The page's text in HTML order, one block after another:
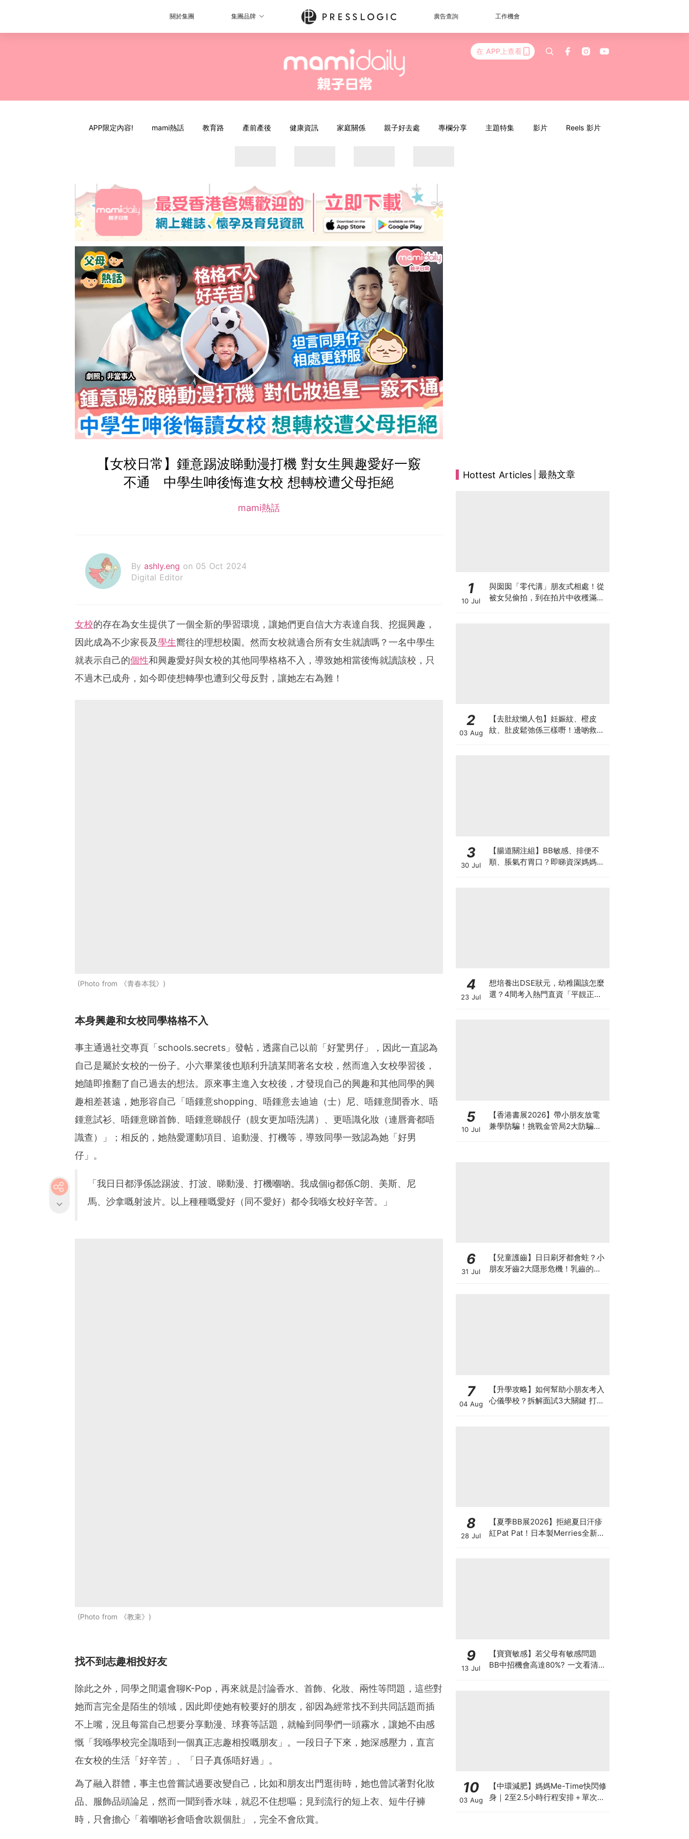
關於集團 集團品牌 廣告查詢 工作機會
在 APP上查看
APP限定內容! mami熱話 教育路 產前產後 健康資訊 家庭關係 親子好去處 專欄分享 主題特集 影片 Reels 影片
【女校日常】鍾意踢波睇動漫打機 對女生興趣愛好一竅
不通 中學生呻後悔進女校 想轉校遭父母拒絕
mami熱話
By ashly.eng on 05 Oct 2024
Digital Editor
女校的存在為女生提供了一個全新的學習環境，讓她們更自信大方表達自我、挖掘興趣，
因此成為不少家長及學生嚮往的理想校園。然而女校就適合所有女生就讀嗎？一名中學生
就表示自己的個性和興趣愛好與女校的其他同學格格不入，導致她相當後悔就讀該校，只
不過木已成舟，如今即使想轉學也遭到父母反對，讓她左右為難！
Photo from 《青春本我》
本身興趣和女校同學格格不入
事主通過社交專頁「schools.secrets」發帖，透露自己以前「好驚男仔」，因此一直認為
自己是屬於女校的一份子。小六畢業後也順利升讀某間著名女校，然而進入女校學習後，
她隨即推翻了自己過去的想法。原來事主進入女校後，才發現自己的興趣和其他同學的興
趣相差甚遠，她形容自己「唔鍾意shopping、唔鍾意去迪迪（士）尼、唔鍾意聞香水、唔
鍾意試衫、唔鍾意睇首飾、唔鍾意睇靚仔（靚女更加唔洗講）、更唔識化妝（連唇膏都唔
識查）」；相反的，她熱愛運動項目、追動漫、打機等，導致同學一致認為她「好男
仔」。
「我日日都淨係諗踢波、打波、睇動漫、打機嗰啲。我成個ig都係C朗、美斯、尼
馬、沙拿嘅射波片。以上種種嘅愛好（同不愛好）都令我喺女校好辛苦。」
Photo from 《教束》
找不到志趣相投好友
除此之外，同學之間還會聊K-Pop，再來就是討論香水、首飾、化妝、兩性等問題，這些對
她而言完全是陌生的領域，因此即使她有較要好的朋友，卻因為經常找不到共同話題而插
不上嘴，況且每當自己想要分享動漫、球賽等話題，就輪到同學們一頭霧水，讓她不由感
慨「我喺學校完全識唔到一個真正志趣相投嘅朋友」。一段日子下來，她深感壓力，直言
在女校的生活「好辛苦」、「日子真係唔好過」。
為了融入群體，事主也曾嘗試過要改變自己，比如和朋友出門逛街時，她也曾試著對化妝
品、服飾品頭論足，然而一聞到香水味，就忍不住想嘔；見到流行的短上衣、短牛仔褲
時，只會擔心「着嗰啲衫會唔會吹親個肚」，完全不會欣賞。
Hottest Articles 最熱文章
1
10 Jul
與囡囡「零代溝」朋友式相處！從
被女兒偷拍，到在拍片中收穫滿足
2
03 Aug
【去肚紋懶人包】妊娠紋、橙皮
紋、肚皮鬆弛係三樣嘢！邊啲救得
3
30 Jul
【腸道關注組】BB敏感、排便不
順、脹氣冇胃口？即睇資深媽媽分
4
23 Jul
想培養出DSE狀元，幼稚園該怎麼
選？4間考入熱門直資「平靚正」
5
10 Jul
【香港書展2026】帶小朋友放電
兼學防騙！挑戰金管局2大防騙遊
6
31 Jul
【兒童護齒】日日刷牙都會蛀？小
朋友牙齒2大隱形危機！乳齒的琺
7
04 Aug
【升學攻略】如何幫助小朋友考入
心儀學校？拆解面試3大關鍵 打好
8
28 Jul
【夏季BB展2026】拒絕夏日汗疹
紅Pat Pat！日本製Merries全新超
9
13 Jul
【寶寶敏感】若父母有敏感問題
BB中招機會高達80%? 一文看清預
10
03 Aug
【中環減肥】媽媽Me-Time快閃修
身｜2至2.5小時行程安排＋單次收